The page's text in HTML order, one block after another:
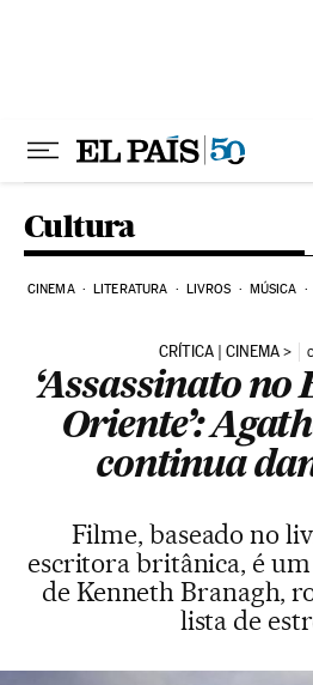
Cultura
CINEMA LITERATURA LIVROS MÚSICA
CRÍTICA | CINEMA
‘Assassinato no
Oriente’:
continua
Filme, baseado no
escritora britânica, é
de Kenneth Branagh,
lista de